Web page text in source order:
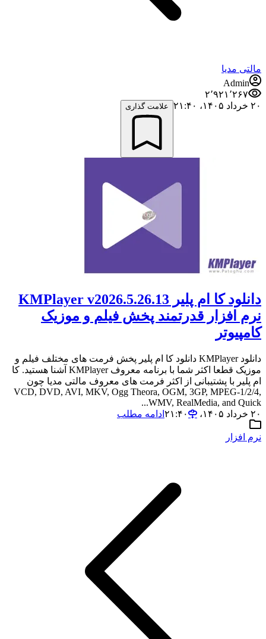
مالتی مدیا
Admin
۲٬۹۲۱٬۲۶۷
۲۰ خرداد ۱۴۰۵،‏ ۲۱:۴۰
علامت گذاری
دانلود کا ام پلیر KMPlayer v2026.5.26.13
نرم افزار قدرتمند پخش فیلم و موزیک
کامپیوتر
دانلود KMPlayer دانلود کا ام پلیر پخش فرمت های مختلف فیلم و
موزیک قطعا اکثر شما با برنامه معروف KMPlayer آشنا هستید. کا
ام پلیر با پشتیبانی از اکثر فرمت های معروف مالتی مدیا چون
VCD, DVD, AVI, MKV, Ogg Theora, OGM, 3GP, MPEG-1/2/4,
WMV, RealMedia, and Quick...
۲۰ خرداد ۱۴۰۵،‏ ۲۱:۴۰
ادامه مطلب
نرم افزار